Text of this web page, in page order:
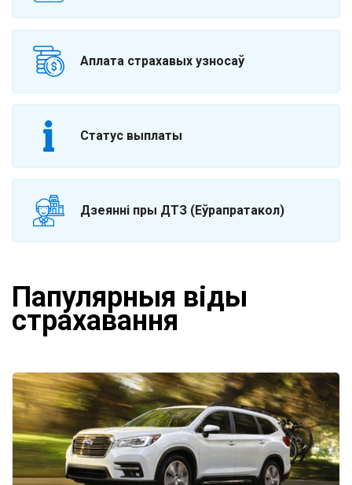
Аплата страхавых узносаў
Статус выплаты
Дзеянні пры ДТЗ (Еўрапратакол)
Папулярныя віды
страхавання